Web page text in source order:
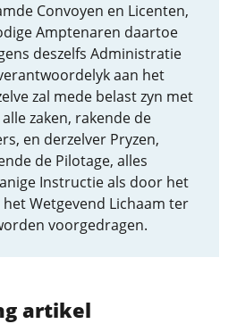
Convoyen en Licenten,
Amptenaren daartoe
deszelfs Administratie
aan het
zal mede belast zyn met
zaken, rakende de
en derzelver Pryzen,
de Pilotage, alles
Instructie als door het
Wetgevend Lichaam ter
voorgedragen.
artikel